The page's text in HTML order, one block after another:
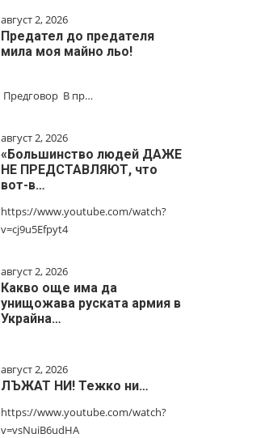
август 2, 2026
Предател до предателя
мила моя майно льо!
Предговор В пр…
август 2, 2026
«Большинство людей ДАЖЕ
НЕ ПРЕДСТАВЛЯЮТ, что
вот-в…
https://www.youtube.com/watch?
v=cj9u5Efpyt4
август 2, 2026
Какво още има да
унищожава руската армия в
Украйна…
август 2, 2026
ЛЪЖАТ НИ! Тежко ни…
https://www.youtube.com/watch?
v=vsNuiB6udHA